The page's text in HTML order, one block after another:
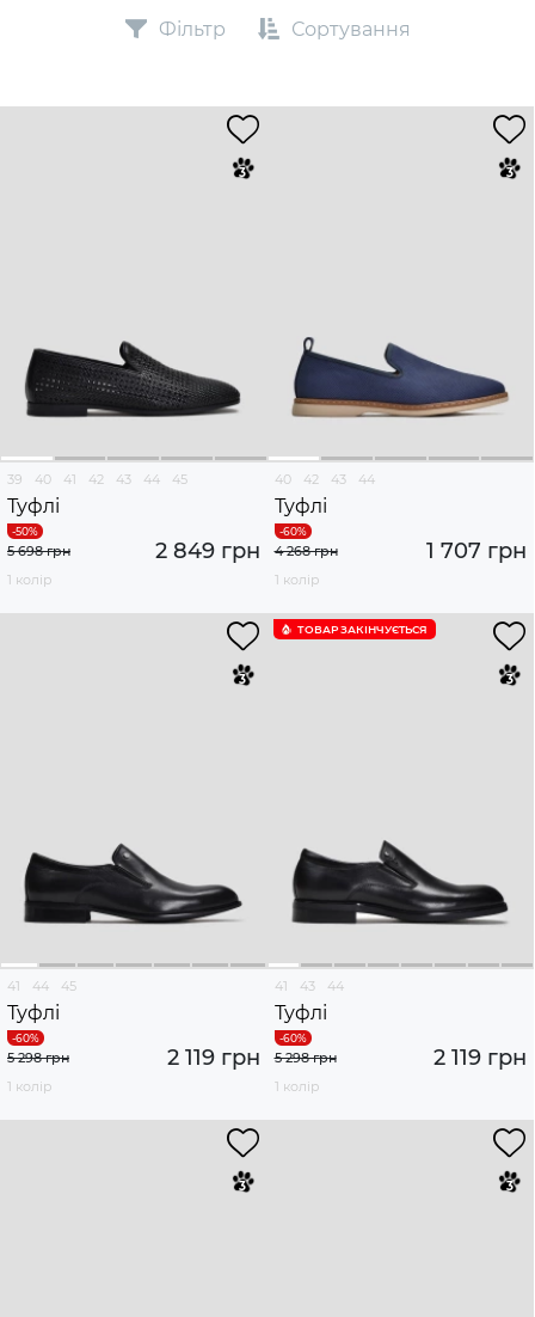
Фільтр Сортування
39 40 41 42 43 44 45
Туфлі
2 849 грн
5 698 грн
1 колір
40 42 43 44
Туфлі
1 707 грн
4 268 грн
1 колір
41 44 45
Туфлі
2 119 грн
5 298 грн
1 колір
ТОВАР ЗАКІНЧУЄTЬСЯ
41 43 44
Туфлі
2 119 грн
5 298 грн
1 колір